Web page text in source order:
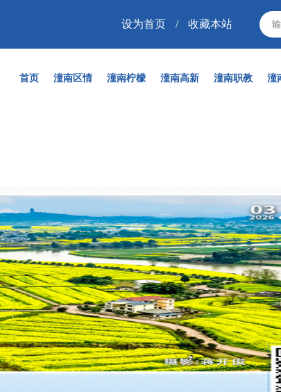
设为首页 / 收藏本站
首页 潼南区情 潼南柠檬 潼南高新 潼南职教 潼